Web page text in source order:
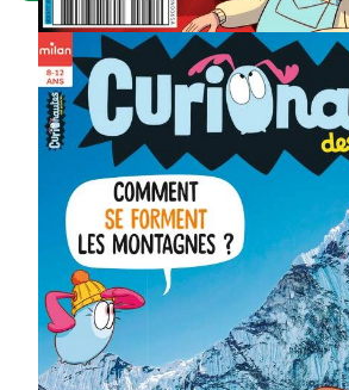
À quoi
abonnement à
Curionautes des
sciences ?